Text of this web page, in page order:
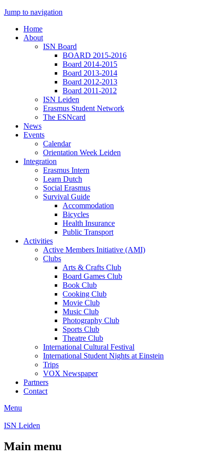
Jump to navigation
Home
About
ISN Board
BOARD 2015-2016
Board 2014-2015
Board 2013-2014
Board 2012-2013
Board 2011-2012
ISN Leiden
Erasmus Student Network
The ESNcard
News
Events
Calendar
Orientation Week Leiden
Integration
Erasmus Intern
Learn Dutch
Social Erasmus
Survival Guide
Accommodation
Bicycles
Health Insurance
Public Transport
Activities
Active Members Initiative (AMI)
Clubs
Arts & Crafts Club
Board Games Club
Book Club
Cooking Club
Movie Club
Music Club
Photography Club
Sports Club
Theatre Club
International Cultural Festival
International Student Nights at Einstein
Trips
VOX Newspaper
Partners
Contact
Menu
ISN Leiden
Main menu